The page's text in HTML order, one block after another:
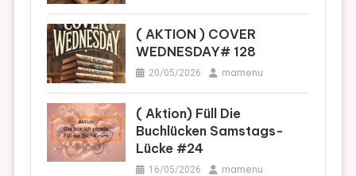
( AKTION ) COVER
WEDNESDAY# 128
20/05/2026 mamenu
( Aktion) Füll Die
Buchlücken Samstags-
Lücke #24
16/05/2026 mamenu